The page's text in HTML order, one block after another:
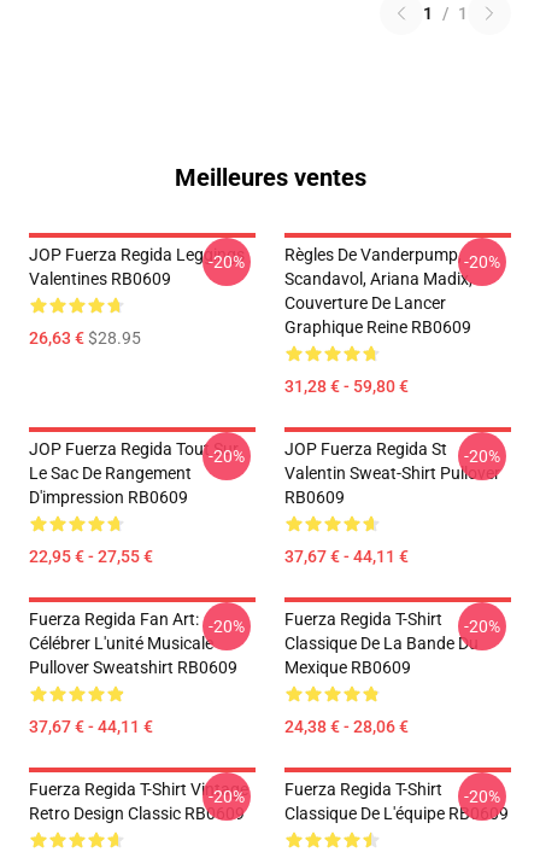
1 / 1
Meilleures ventes
JOP Fuerza Regida Leggings
Valentines RB0609
26,63 €$28.95
-20%
Règles De Vanderpump,
Scandavol, Ariana Madix,
Couverture De Lancer
Graphique Reine RB0609
31,28 € - 59,80 €
-20%
JOP Fuerza Regida Tout Sur
Le Sac De Rangement
D'impression RB0609
22,95 € - 27,55 €
-20%
JOP Fuerza Regida St
Valentin Sweat-Shirt Pullover
RB0609
37,67 € - 44,11 €
-20%
Fuerza Regida Fan Art:
Célébrer L'unité Musicale
Pullover Sweatshirt RB0609
37,67 € - 44,11 €
-20%
Fuerza Regida T-Shirt
Classique De La Bande Du
Mexique RB0609
24,38 € - 28,06 €
-20%
Fuerza Regida T-Shirt Vintage
Retro Design Classic RB0609
-20%
Fuerza Regida T-Shirt
Classique De L'équipe RB0609
-20%